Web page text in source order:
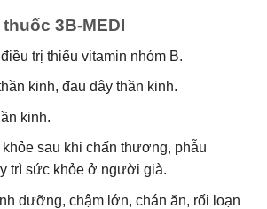
3B-MEDI
trị thiếu vitamin nhóm B.
kinh, đau dây thần kinh.
kinh.
sau khi chấn thương, phẫu
trì sức khỏe ở người già.
dưỡng, chậm lớn, chán ăn, rối loạn